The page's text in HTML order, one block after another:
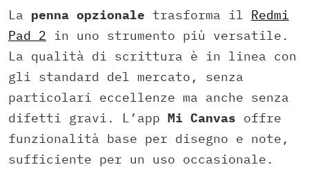
La penna opzionale trasforma il Redmi
Pad 2 in uno strumento più versatile.
La qualità di scrittura è in linea con
gli standard del mercato, senza
particolari eccellenze ma anche senza
difetti gravi. L’app Mi Canvas offre
funzionalità base per disegno e note,
sufficiente per un uso occasionale.